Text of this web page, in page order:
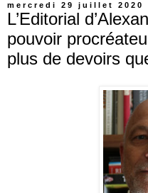
mercredi 29 juillet 2020
L’Editorial
pouvoir
plus de devoirs